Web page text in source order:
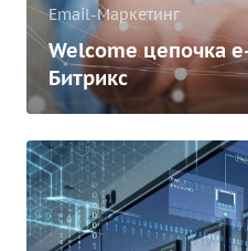
Email-Маркетинг
Welcome цепочка
Битрикс